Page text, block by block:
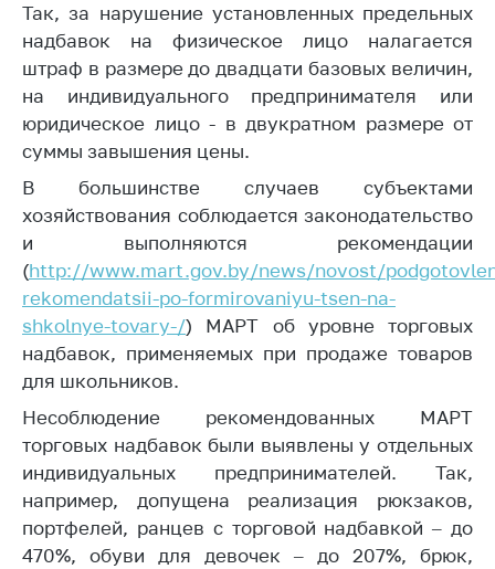
контроль закупок
Защита прав
потребителей
Регулирование
рекламной
Международное
сотрудничество
Применение мер
нетарифного
регулирования
Биржевая торговля
деятельность в
Республике
Беларусь
Защита
персональных
данных
Так, за нарушение установленных предельных
надбавок на физическое лицо налагается
штраф в размере до двадцати базовых величин,
на индивидуального предпринимателя или
юридическое лицо - в двукратном размере от
суммы завышения цены.
В большинстве случаев субъектами
хозяйствования соблюдается законодательство
и выполняются рекомендации
(http://www.mart.gov.by/news/novost/
rekomendatsii-po-formirovaniyu-tsen-na-
shkolnye-tovary-/) МАРТ об уровне торговых
надбавок, применяемых при продаже товаров
для школьников.
Несоблюдение рекомендованных МАРТ
торговых надбавок были выявлены у отдельных
индивидуальных предпринимателей. Так,
например, допущена реализация рюкзаков,
портфелей, ранцев с торговой надбавкой – до
470%, обуви для девочек – до 207%, брюк,